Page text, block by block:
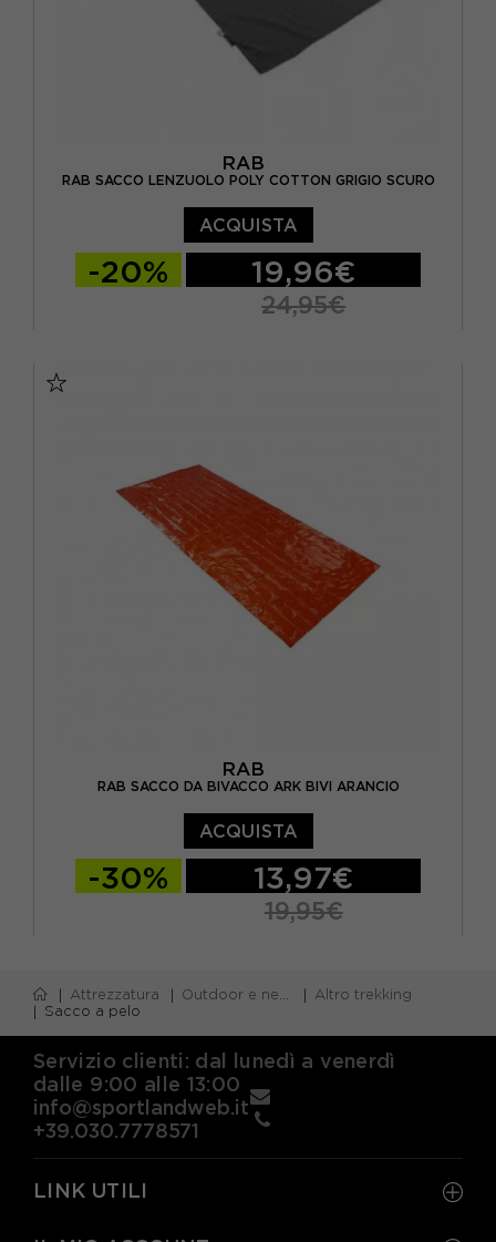
RAB
RAB SACCO LENZUOLO POLY COTTON GRIGIO SCURO
ACQUISTA
-20% 19,96€
24,95€
RAB
RAB SACCO DA BIVACCO ARK BIVI ARANCIO
ACQUISTA
-30% 13,97€
19,95€
Attrezzatura Outdoor e neve
Altro trekking
Sacco a pelo
Servizio clienti: dal lunedì a venerdì
dalle 9:00 alle 13:00
info@sportlandweb.it
+39.030.7778571
LINK UTILI